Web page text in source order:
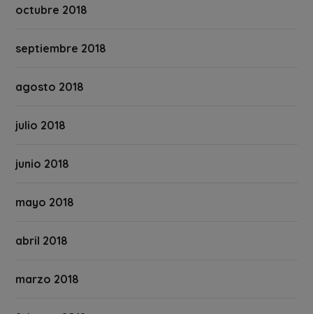
octubre 2018
septiembre 2018
agosto 2018
julio 2018
junio 2018
mayo 2018
abril 2018
marzo 2018